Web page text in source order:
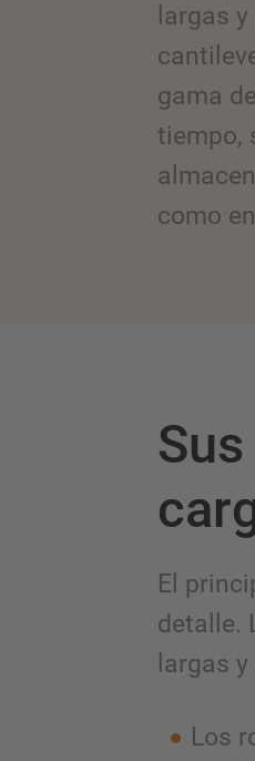
largas
gama
tiempo,
como
El
detalle.
largas
Los